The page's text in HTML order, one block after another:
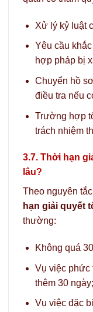
Xử lý kỷ luật
Yêu cầu
hợp pháp bị
Chuyển hồ
điều tra nếu
Trường hợp
trách nhiệm
3.7. Thời hạn
lâu?
Theo nguyên
hạn giải quyết
thường:
Không quá
Vụ việc phức
thêm 30 ngày;
Vụ việc đặc